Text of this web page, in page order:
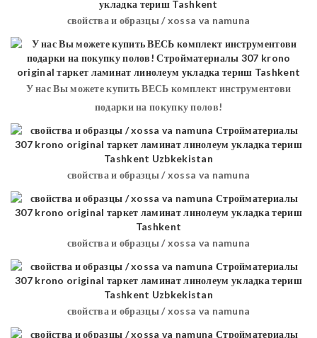
свойства и образцы / xossa va namuna
У нас Вы можете купить ВЕСЬ комплект инструментови
подарки на покупку полов!
свойства и образцы / xossa va namuna
свойства и образцы / xossa va namuna
свойства и образцы / xossa va namuna